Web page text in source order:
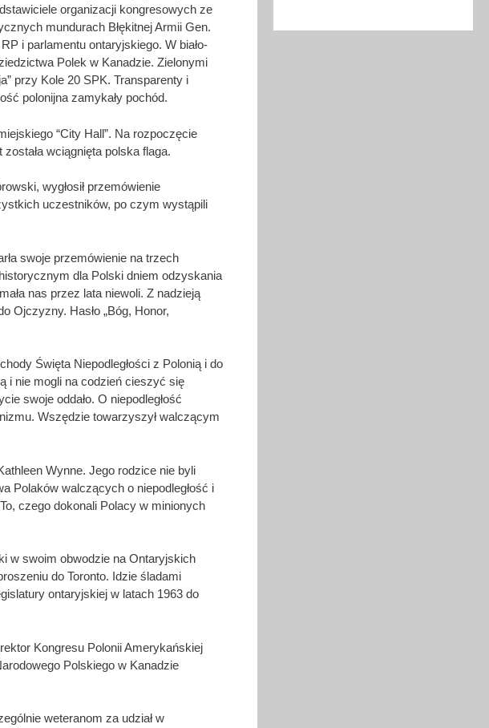
organizacji kongresowych ze
mundurach Błękitnej Armii Gen.
i parlamentu ontaryjskiego. W biało-
Polek w Kanadzie. Zielonymi
przy Kole 20 SPK. Transparenty i
polonijna zamykały pochód.
“City Hall”. Na rozpoczęcie
wciągnięta polska flaga.
wygłosił przemówienie
uczestników, po czym wystąpili
swoje przemówienie na trzech
dla Polski dniem odzyskania
nas przez lata niewoli. Z nadzieją
Ojczyzny. Hasło „Bóg, Honor,
Święta Niepodległości z Polonią i do
i nie mogli na codzień cieszyć się
swoje oddało. O niepodległość
Wszędzie towarzyszył walczącym
Wynne. Jego rodzice nie byli
Polaków walczących o niepodległość i
czego dokonali Polacy w minionych
w swoim obwodzie na Ontaryjskich
do Toronto. Idzie śladami
ontaryjskiej w latach 1963 do
Kongresu Polonii Amerykańskiej
Polskiego w Kanadzie
weteranom za udział w